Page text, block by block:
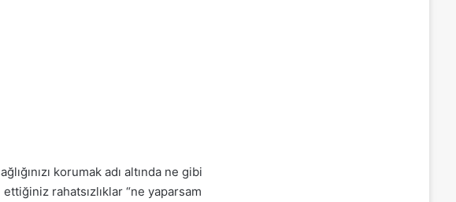
korumak adı altında ne gibi
rahatsızlıklar “ne yaparsam